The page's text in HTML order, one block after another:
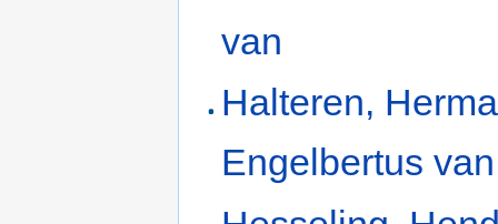
van
Halteren,
Engelbertus van